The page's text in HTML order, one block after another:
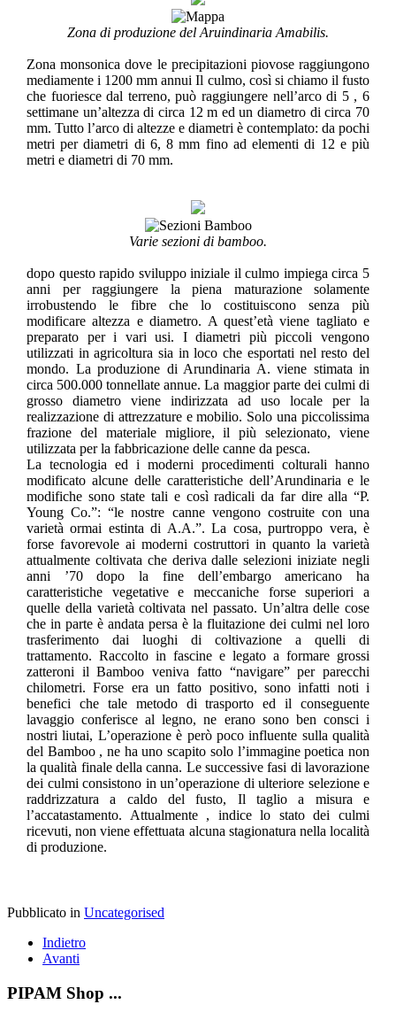
Zona di produzione del Aruindinaria Amabilis.
Zona monsonica dove le precipitazioni piovose raggiungono
mediamente i 1200 mm annui Il culmo, così si chiamo il fusto
che fuoriesce dal terreno, può raggiungere nell’arco di 5 , 6
settimane un’altezza di circa 12 m ed un diametro di circa 70
mm. Tutto l’arco di altezze e diametri è contemplato: da pochi
metri per diametri di 6, 8 mm fino ad elementi di 12 e più
metri e diametri di 70 mm.
Varie sezioni di bamboo.
dopo questo rapido sviluppo iniziale il culmo impiega circa 5
anni per raggiungere la piena maturazione solamente
irrobustendo le fibre che lo costituiscono senza più
modificare altezza e diametro. A quest’età viene tagliato e
preparato per i vari usi. I diametri più piccoli vengono
utilizzati in agricoltura sia in loco che esportati nel resto del
mondo. La produzione di Arundinaria A. viene stimata in
circa 500.000 tonnellate annue. La maggior parte dei culmi di
grosso diametro viene indirizzata ad uso locale per la
realizzazione di attrezzature e mobilio. Solo una piccolissima
frazione del materiale migliore, il più selezionato, viene
utilizzata per la fabbricazione delle canne da pesca.
La tecnologia ed i moderni procedimenti colturali hanno
modificato alcune delle caratteristiche dell’Arundinaria e le
modifiche sono state tali e così radicali da far dire alla “P.
Young Co.”: “le nostre canne vengono costruite con una
varietà ormai estinta di A.A.”. La cosa, purtroppo vera, è
forse favorevole ai moderni costruttori in quanto la varietà
attualmente coltivata che deriva dalle selezioni iniziate negli
anni ’70 dopo la fine dell’embargo americano ha
caratteristiche vegetative e meccaniche forse superiori a
quelle della varietà coltivata nel passato. Un’altra delle cose
che in parte è andata persa è la fluitazione dei culmi nel loro
trasferimento dai luoghi di coltivazione a quelli di
trattamento. Raccolto in fascine e legato a formare grossi
zatteroni il Bamboo veniva fatto “navigare” per parecchi
chilometri. Forse era un fatto positivo, sono infatti noti i
benefici che tale metodo di trasporto ed il conseguente
lavaggio conferisce al legno, ne erano sono ben consci i
nostri liutai, L’operazione è però poco influente sulla qualità
del Bamboo , ne ha uno scapito solo l’immagine poetica non
la qualità finale della canna. Le successive fasi di lavorazione
dei culmi consistono in un’operazione di ulteriore selezione e
raddrizzatura a caldo del fusto, Il taglio a misura e
l’accatastamento. Attualmente , indice lo stato dei culmi
ricevuti, non viene effettuata alcuna stagionatura nella località
di produzione.
Pubblicato in Uncategorised
Indietro
Avanti
PIPAM Shop ...